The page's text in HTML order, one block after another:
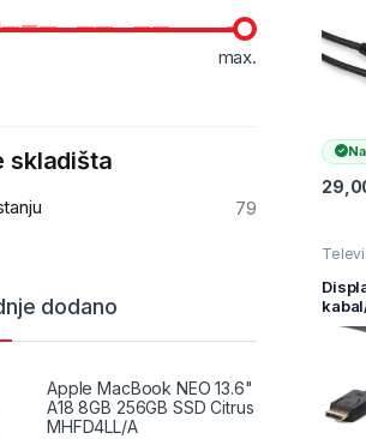
i AV
Video
DVI,
max.
skladišta
79
dodano
Apple MacBook NEO 13.6"
A18 8GB 256GB SSD Citrus
MHFD4LL/A